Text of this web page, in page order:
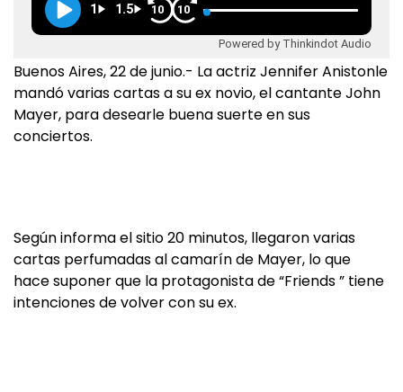
1 1.5 10 10
Powered by Thinkindot Audio
Buenos Aires, 22 de junio.- La actriz Jennifer Anistonle
mandó varias cartas a su ex novio, el cantante John
Mayer, para desearle buena suerte en sus
conciertos.
Según informa el sitio 20 minutos, llegaron varias
cartas perfumadas al camarín de Mayer, lo que
hace suponer que la protagonista de “Friends ” tiene
intenciones de volver con su ex.